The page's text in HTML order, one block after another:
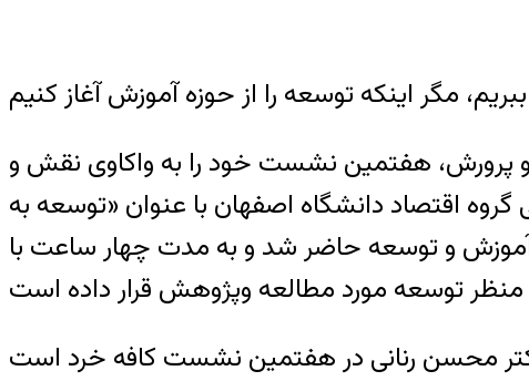
پرورش، هفتمین نشست خود را به واکاوی نقش و
اقتصاد دانشگاه اصفهان با عنوان «توسعه به
آموزش و توسعه حاضر شد و به مدت چهار ساعت با